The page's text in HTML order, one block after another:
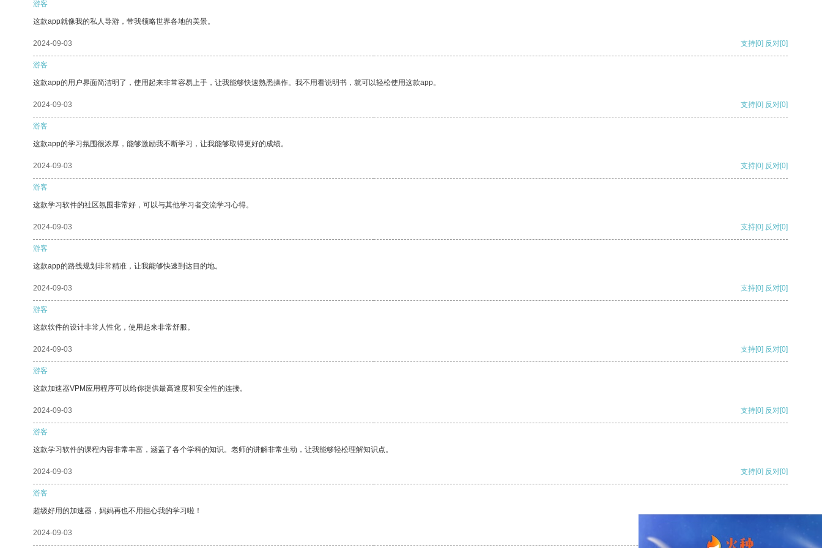
游客
这款app就像我的私人导游，带我领略世界各地的美景。
2024-09-03 支持[0] 反对[0]
游客
这款app的用户界面简洁明了，使用起来非常容易上手，让我能够快速熟悉操作。我不用看说明书，就可以轻松使用这款app。
2024-09-03 支持[0] 反对[0]
游客
这款app的学习氛围很浓厚，能够激励我不断学习，让我能够取得更好的成绩。
2024-09-03 支持[0] 反对[0]
游客
这款学习软件的社区氛围非常好，可以与其他学习者交流学习心得。
2024-09-03 支持[0] 反对[0]
游客
这款app的路线规划非常精准，让我能够快速到达目的地。
2024-09-03 支持[0] 反对[0]
游客
这款软件的设计非常人性化，使用起来非常舒服。
2024-09-03 支持[0] 反对[0]
游客
这款加速器VPM应用程序可以给你提供最高速度和安全性的连接。
2024-09-03 支持[0] 反对[0]
游客
这款学习软件的课程内容非常丰富，涵盖了各个学科的知识。老师的讲解非常生动，让我能够轻松理解知识点。
2024-09-03 支持[0] 反对[0]
游客
超级好用的加速器，妈妈再也不用担心我的学习啦！
2024-09-03